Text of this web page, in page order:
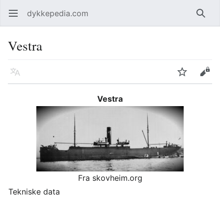
Åpne hovedmenyen dykkepedia.com Søk
Vestra
Språk Overvåk Rediger
Vestra
Fra skovheim.org
Tekniske data